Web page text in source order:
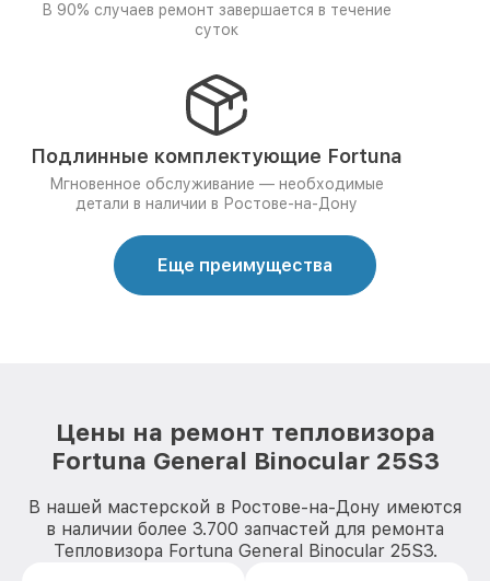
В 90% случаев ремонт завершается в течение
суток
Подлинные комплектующие Fortuna
Мгновенное обслуживание — необходимые
детали в наличии в Ростове-на-Дону
Еще преимущества
Цены на ремонт тепловизора
Fortuna General Binocular 25S3
В нашей мастерской в Ростове-на-Дону имеются
в наличии более 3.700 запчастей для ремонта
Тепловизора Fortuna General Binocular 25S3.